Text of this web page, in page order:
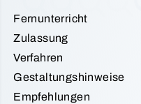
Fernunterricht
Zulassung
Verfahren
Gestaltungshinweise
Empfehlungen